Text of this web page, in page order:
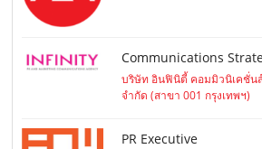
Communications
บริษัท อินฟินิตี้ คอมมิวนิเคชั่
จำกัด (สาขา 001 กรุงเทพฯ)
PR Executive